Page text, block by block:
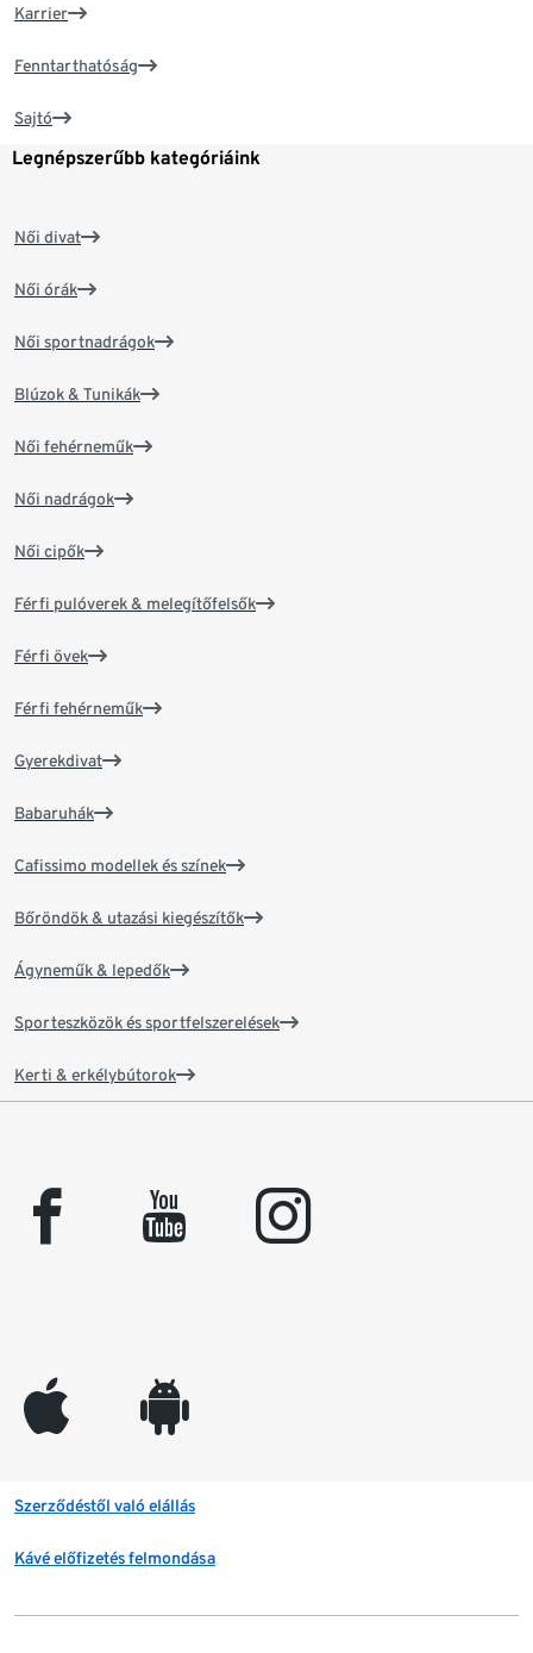
Karrier
Fenntarthatóság
Sajtó
Legnépszerűbb kategóriáink
Női divat
Női órák
Női sportnadrágok
Blúzok & Tunikák
Női fehérneműk
Női nadrágok
Női cipők
Férfi pulóverek & melegítőfelsők
Férfi övek
Férfi fehérneműk
Gyerekdivat
Babaruhák
Cafissimo modellek és színek
Bőröndök & utazási kiegészítők
Ágyneműk & lepedők
Sporteszközök és sportfelszerelések
Kerti & erkélybútorok
facebook youtube instagram
appleinc android
Szerződéstől való elállás
Kávé előfizetés felmondása